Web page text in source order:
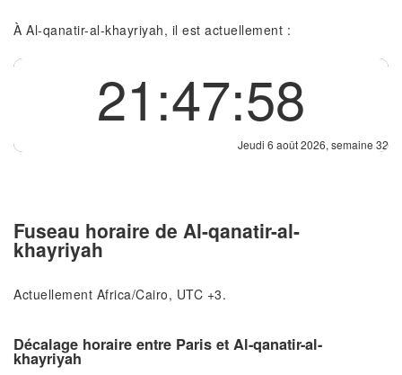
À Al-qanatir-al-khayriyah, il est actuellement :
21:47:58
Jeudi 6 août 2026, semaine 32
Fuseau horaire de Al-qanatir-al-
khayriyah
Actuellement Africa/Cairo, UTC +3.
Décalage horaire entre Paris et Al-qanatir-al-
khayriyah